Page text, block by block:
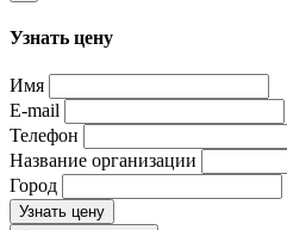
Узнать цену
Имя
E-mail
Телефон
Название организации
Город
Узнать цену